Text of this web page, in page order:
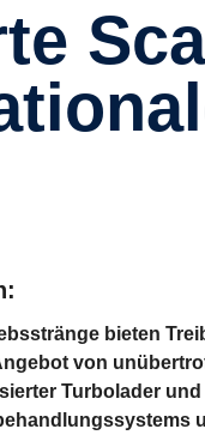
bieten
von
Turbolader